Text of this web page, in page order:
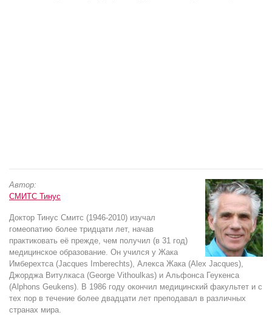
Автор:
СМИТС Тинус
Доктор Тинус Смитс (1946-2010) изучал
гомеопатию более тридцати лет, начав
практиковать её прежде, чем получил (в 31 год)
медицинское образование. Он учился у Жака
Имберехтса (Jacques Imberechts), Алекса Жака (Alex Jacques),
Джорджа Витулкаса (George Vithoulkas) и Альфонса Геукенса
(Alphons Geukens). В 1986 году окончил медицинский факультет и с
тех пор в течение более двадцати лет преподавал в различных
странах мира.